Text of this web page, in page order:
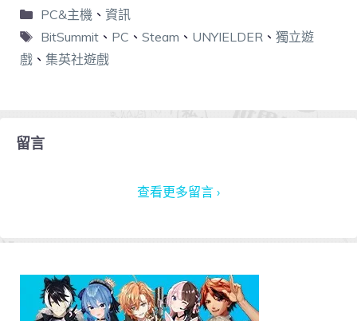
PC&主機、 資訊
BitSummit、 PC 、 Steam 、 UNYIELDER、 獨立遊
戲 、 集英社遊戲
留言
查看更多留言 ›